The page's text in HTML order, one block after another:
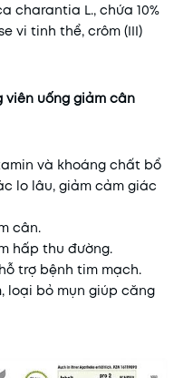
charantia L., chứa 10%
vi tinh thể, crôm (III)
viên uống giảm cân
và khoáng chất bổ
lo lâu, giảm cảm giác
cân.
hấp thu đường.
trợ bệnh tim mạch.
loại bỏ mụn giúp căng